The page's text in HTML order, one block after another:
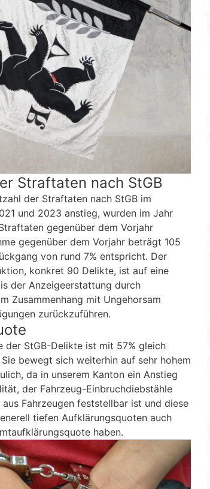
Straftaten nach StGB
der Straftaten nach StGB im
und 2023 anstieg, wurden im Jahr
gegenüber dem Vorjahr
gegenüber dem Vorjahr beträgt 105
von rund 7% entspricht. Der
konkret 90 Delikte, ist auf eine
der Anzeigeerstattung durch
Zusammenhang mit Ungehorsam
zurückzuführen.
der StGB-Delikte ist mit 57% gleich
bewegt sich weiterhin auf sehr hohem
da in unserem Kanton ein Anstieg
der Fahrzeug-Einbruchdiebstähle
Fahrzeugen feststellbar ist und diese
tiefen Aufklärungsquoten auch
haben.